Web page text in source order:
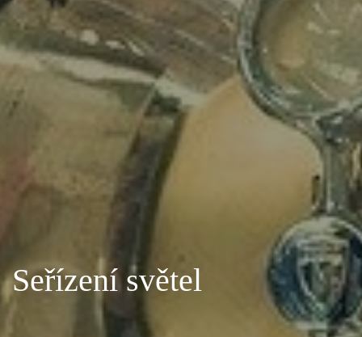
Seřízení světel